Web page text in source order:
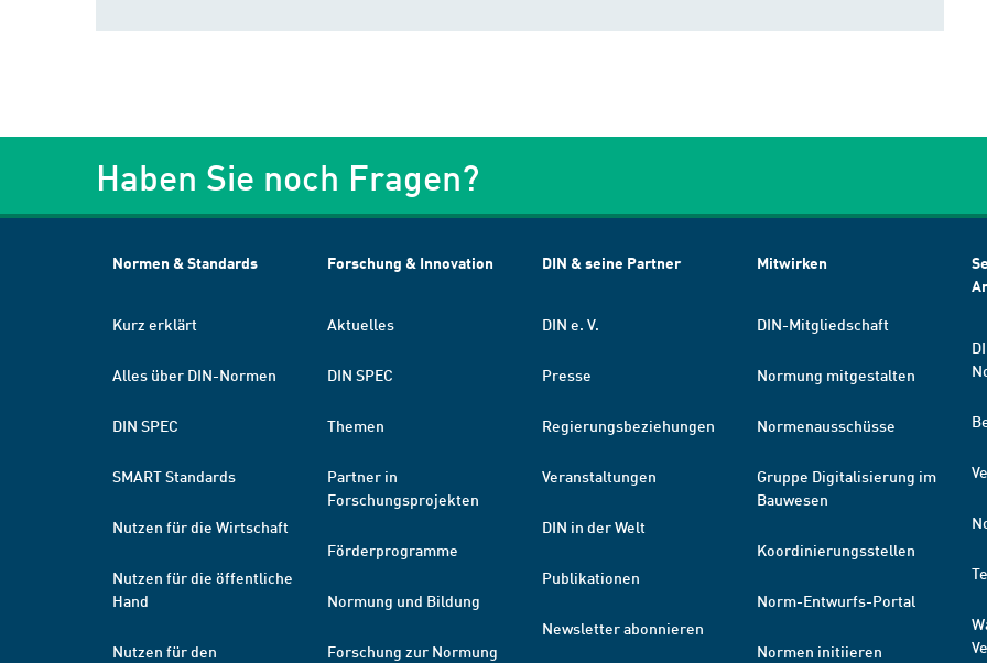
Haben Sie noch Fragen?
Normen & Standards
Kurz erklärt
Alles über DIN-Normen
DIN SPEC
SMART Standards
Nutzen für die Wirtschaft
Nutzen für die öffentliche
Hand
Nutzen für den
Forschung & Innovation
Aktuelles
DIN SPEC
Themen
Partner in
Forschungsprojekten
Förderprogramme
Normung und Bildung
Forschung zur Normung
DIN & seine Partner
DIN e. V.
Presse
Regierungsbeziehungen
Veranstaltungen
DIN in der Welt
Publikationen
Newsletter abonnieren
Mitwirken
DIN-Mitgliedschaft
Normung mitgestalten
Normenausschüsse
Gruppe Digitalisierung im
Bauwesen
Koordinierungsstellen
Norm-Entwurfs-Portal
Normen initiieren